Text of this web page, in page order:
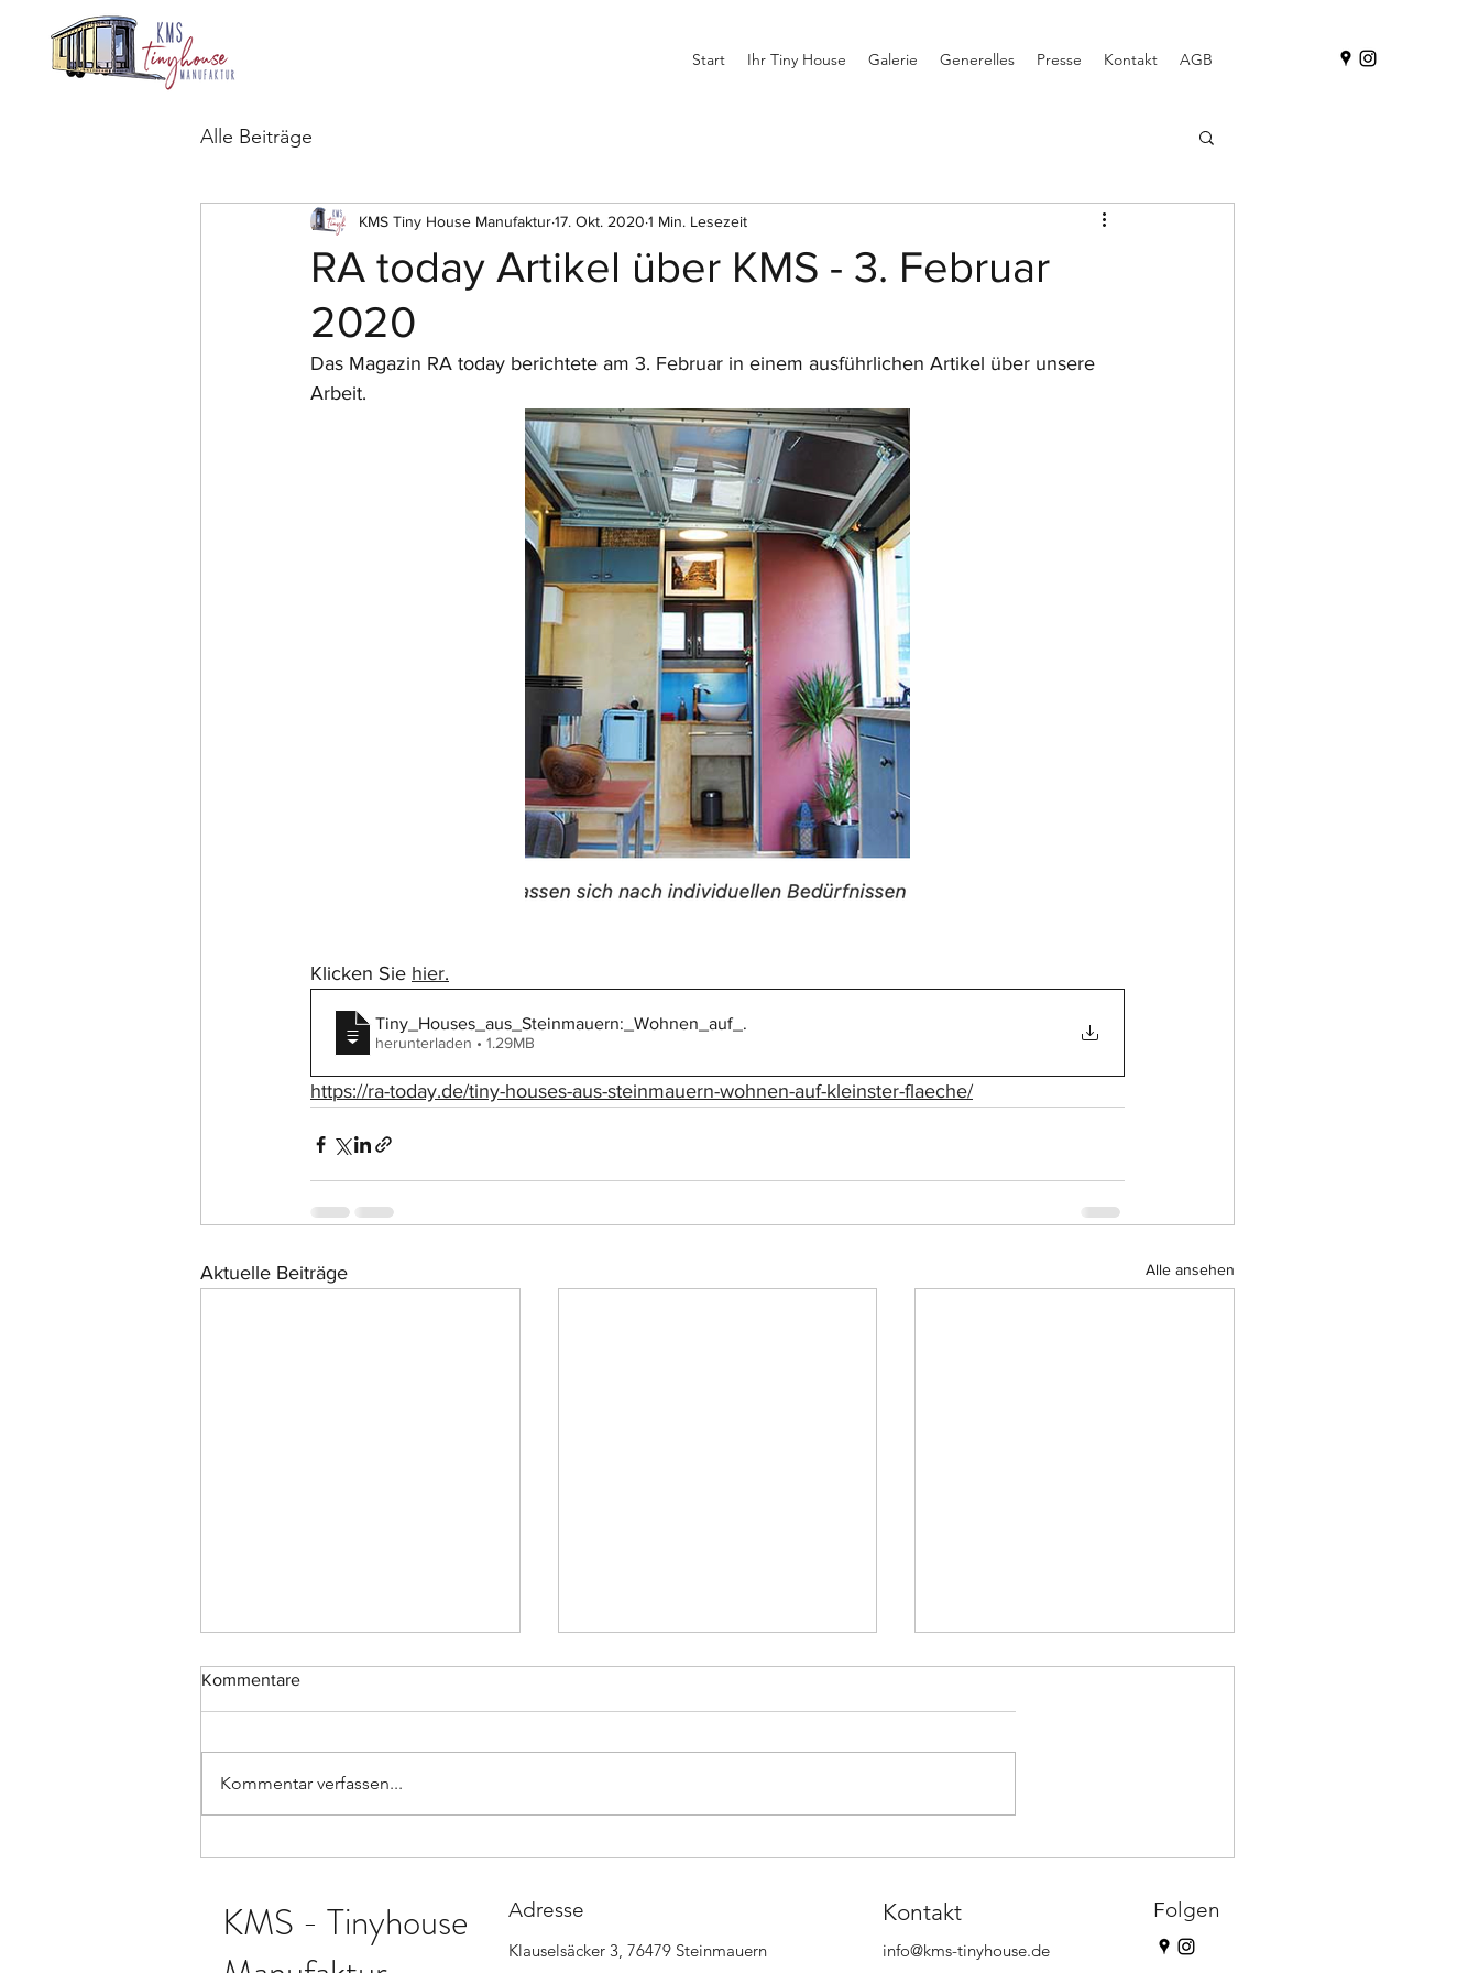
Start Ihr Tiny House Galerie Generelles Presse Kontakt AGB
Alle Beiträge
RA today Artikel über KMS - 3. Februar
2020
KMS Tiny House Manufaktur17. Okt. 2020 1 Min. Lesezeit
Das Magazin RA today berichtete am 3. Februar in einem ausführlichen Artikel über unsere
Arbeit.
Klicken Sie hier.
Tiny_Houses_aus_Steinmauern:_Wohnen_auf_ .
herunterladen • 1.29MB
https://ra-today.de/tiny-houses-aus-steinmauern-wohnen-auf-kleinster-flaeche/
Aktuelle Beiträge Alle ansehen
Kommentare
Kommentar verfassen...
KMS - Tinyhouse
Adresse
Klauselsäcker 3, 76479 Steinmauern
Kontakt
info@kms-tinyhouse.de
Folgen